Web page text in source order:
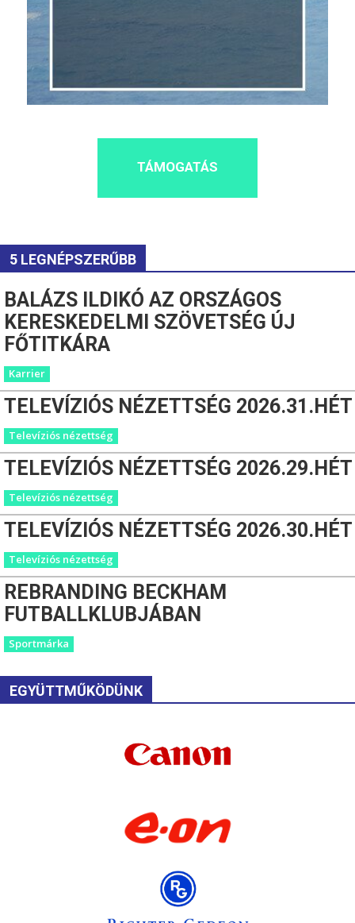
TÁMOGATÁS
5 LEGNÉPSZERŰBB
BALÁZS ILDIKÓ AZ ORSZÁGOS
KERESKEDELMI SZÖVETSÉG ÚJ
FŐTITKÁRA
Karrier
TELEVÍZIÓS NÉZETTSÉG 2026.31.HÉT
Televíziós nézettség
TELEVÍZIÓS NÉZETTSÉG 2026.29.HÉT
Televíziós nézettség
TELEVÍZIÓS NÉZETTSÉG 2026.30.HÉT
Televíziós nézettség
REBRANDING BECKHAM
FUTBALLKLUBJÁBAN
Sportmárka
EGYÜTTMŰKÖDÜNK